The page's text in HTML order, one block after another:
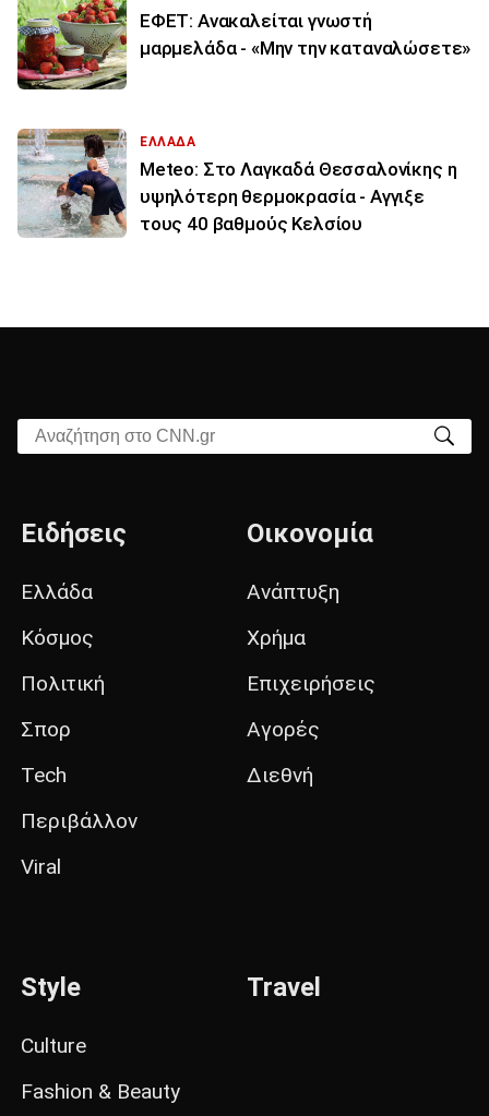
ΕΦΕΤ: Ανακαλείται γνωστή
μαρμελάδα - «Μην την καταναλώσετε»
ΕΛΛΑΔΑ
Meteo: Στο Λαγκαδά Θεσσαλονίκης η
υψηλότερη θερμοκρασία - Αγγιξε
τους 40 βαθμούς Κελσίου
Αναζήτηση στο CNN.gr
Ειδήσεις
Ελλάδα
Κόσμος
Πολιτική
Σπορ
Tech
Περιβάλλον
Viral
Οικονομία
Ανάπτυξη
Χρήμα
Επιχειρήσεις
Αγορές
Διεθνή
Style
Culture
Fashion & Beauty
Travel